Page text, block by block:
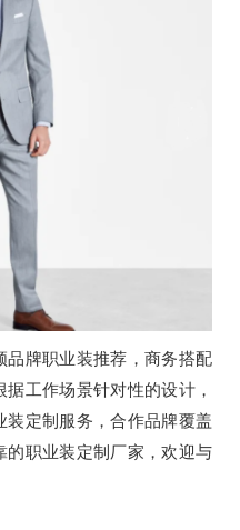
牌职业装推荐，商务搭配
工作场景针对性的设计，
定制服务，合作品牌覆盖
职业装定制厂家，欢迎与